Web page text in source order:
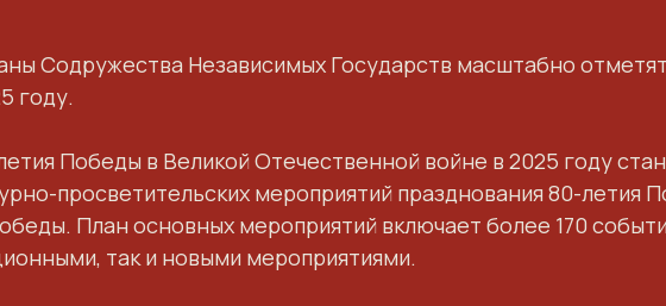
Содружества Независимых Государств масштабно
году.
Победы в Великой Отечественной войне в 2025 году
просветительских мероприятий празднования 80-летия
. План основных мероприятий включает более 170
, так и новыми мероприятиями.